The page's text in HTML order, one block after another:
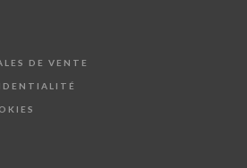
DE VENTE